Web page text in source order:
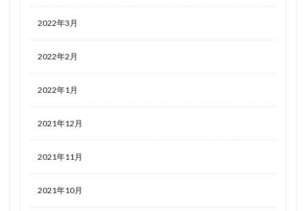
2022年3月
2022年2月
2022年1月
2021年12月
2021年11月
2021年10月